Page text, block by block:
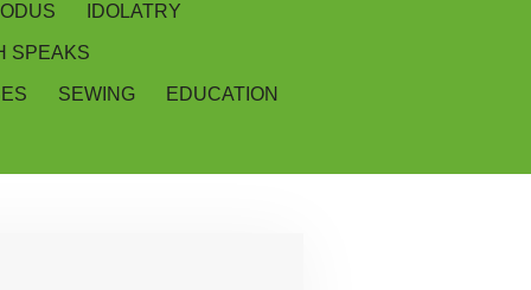
IDOLATRY
SPEAKS
SEWING EDUCATION